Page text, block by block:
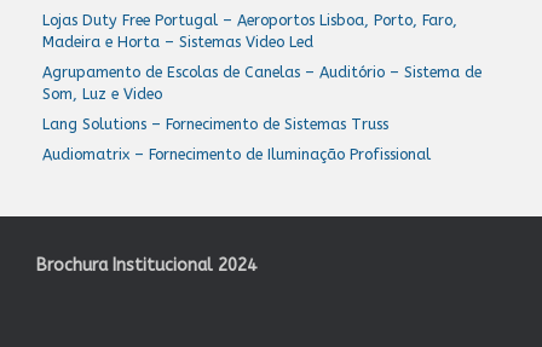
Lojas Duty Free Portugal – Aeroportos Lisboa, Porto, Faro,
Madeira e Horta – Sistemas Video Led
Agrupamento de Escolas de Canelas – Auditório – Sistema de
Som, Luz e Video
Lang Solutions – Fornecimento de Sistemas Truss
Audiomatrix – Fornecimento de Iluminação Profissional
Brochura Institucional 2024